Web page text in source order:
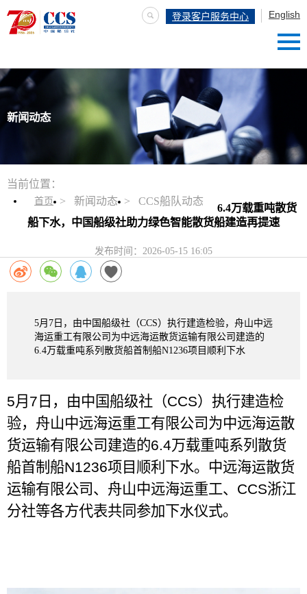
English
登录客户服务中心
新闻动态
当前位置：
首页 新闻动态 CCS船队动态
6.4万载重吨散货
船下水，中国船级社助力绿色智能散货船建造再提速
发布时间： 2026-05-15 16:05
5月7日，由中国船级社（CCS）执行建造检验，舟山中远
海运重工有限公司为中远海运散货运输有限公司建造的
6.4万载重吨系列散货船首制船N1236项目顺利下水
5月 7 日，由中国船级社（CCS）执行建造检
验，舟山中远海运重工有限公司为中远海运散
货运输有限公司建造的6.4万载重吨系列散货
船首制船N1236项目顺利下水。中远海运散货
运输有限公司、舟山中远海运重工、 CCS浙江
分社等各方代表共同参加下水仪式。